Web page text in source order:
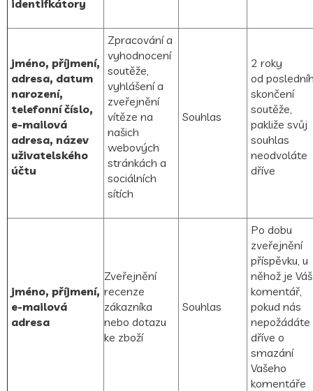
identifkátory
jméno, příjmení,
adresa, datum
narození,
telefonní číslo,
e-mailová
adresa, název
uživatelského
účtu
Zpracování a
vyhodnocení
soutěže,
vyhlášení a
zveřejnění
vítěze na
našich
webových
stránkách a
sociálních
sítích
Souhlas
2 roky
od
skončení
soutěže
pakliže svůj
souhlas
neodvoláte
dříve
jméno, příjmení,
e-mailová
adresa
Zveřejnění
recenze
zákazníka
nebo dotazu
ke zboží
Souhlas
Po dobu
zveřejnění
příspěvku, u
něhož je Váš
komentář,
pokud nás
nepožádáte
dříve o
smazání
Vašeho
komentáře